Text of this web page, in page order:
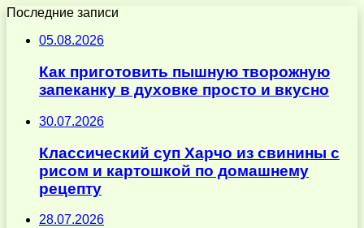
Последние записи
05.08.2026
Как приготовить пышную творожную
запеканку в духовке просто и вкусно
30.07.2026
Классический суп Харчо из свинины с
рисом и картошкой по домашнему
рецепту
28.07.2026